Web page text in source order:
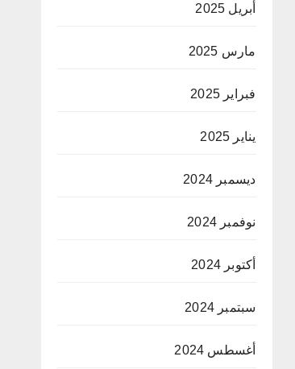
أبريل 2025
مارس 2025
فبراير 2025
يناير 2025
ديسمبر 2024
نوفمبر 2024
أكتوبر 2024
سبتمبر 2024
أغسطس 2024